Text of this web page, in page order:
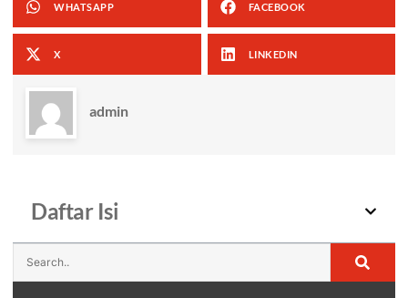
WHATSAPP FACEBOOK
X LINKEDIN
admin
Daftar Isi